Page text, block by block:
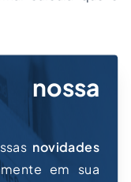
novidades
em sua